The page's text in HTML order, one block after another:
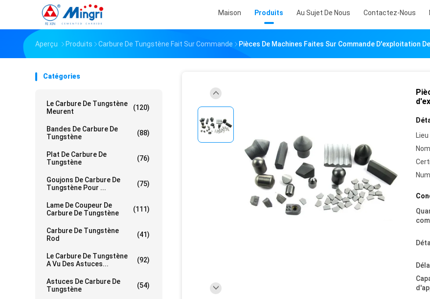
Maison Produits Au Sujet De Nous Contactez-Nous
Aperçu Produits Carbure De Tungstène Fait Sur Commande Pièces De Machines Faites Sur Commande D'exploitation
Catégories
Le Carbure De Tungstène
Meurent
(120)
Bandes De Carbure De
Tungstène
(88)
Plat De Carbure De
Tungstène
(76)
Goujons De Carbure De
Tungstène Pour ...
(75)
Lame De Coupeur De
Carbure De Tungstène
(111)
Carbure De Tungstène
Rod
(41)
Le Carbure De Tungstène
A Vu Des Astuces...
(92)
Astuces De Carbure De
Tungstène
(54)